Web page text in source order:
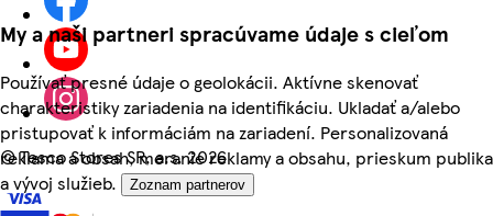
My a naši partneri spracúvame údaje s cieľom
Používať presné údaje o geolokácii. Aktívne skenovať
charakteristiky zariadenia na identifikáciu. Ukladať a/alebo
pristupovať k informáciám na zariadení. Personalizovaná
reklama a obsah, meranie reklamy a obsahu, prieskum publika
a vývoj služieb.
Zoznam partnerov
©Tesco Stores SR, a.s. 2026